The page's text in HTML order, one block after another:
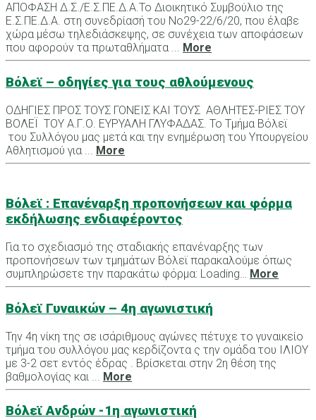
ΑΠΟΦΑΣΗ Δ.Σ./Ε.Σ.ΠΕ.Δ.Α.Το Διοικητικό Συμβούλιο της
Ε.Σ.ΠΕ.Δ.Α. στη συνεδρίασή του Νο29-22/6/20, που έλαβε
χώρα μέσω τηλεδιάσκεψης, σε συνέχεια των αποφάσεων
που αφορούν τα πρωταθλήματα ... More
Βόλεϊ – οδηγίες για τους αθλούμενους
ΟΔΗΓΙΕΣ ΠΡΟΣ ΤΟΥΣ ΓΟΝΕΙΣ ΚΑΙ ΤΟΥΣ ΑΘΛΗΤΕΣ-ΡΙΕΣ ΤΟΥ
ΒΟΛΕΪ ΤΟΥ Α.Γ.Ο. ΕΥΡΥΑΛΗ ΓΛΥΦΑΔΑΣ. Το Τμήμα Βόλεϊ
του Συλλόγου μας μετά και την ενημέρωση του Υπουργείου
Αθλητισμού για ... More
Βόλεϊ : Επανέναρξη προπονήσεων και φόρμα
εκδήλωσης ενδιαφέροντος
Για το σχεδιασμό της σταδιακής επανέναρξης των
προπονήσεων των τμημάτων Βόλεϊ παρακαλούμε όπως
συμπληρώσετε την παρακάτω φόρμα: Loading… More
Βόλεϊ Γυναικών – 4η αγωνιστική
Την 4η νίκη της σε ισάριθμους αγώνες πέτυχε το γυναικείο
τμήμα του συλλόγου μας κερδίζοντα ς την ομάδα του ΙΛΙΟΥ
με 3-2 σετ εντός έδρας . Βρίσκεται στην 2η θέση της
βαθμολογίας και ... More
Βόλεϊ Ανδρών -1η αγωνιστική